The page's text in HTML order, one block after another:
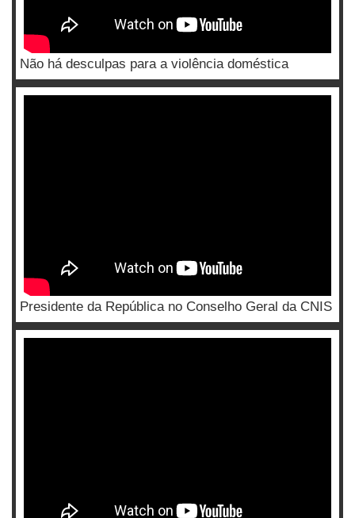
Não há desculpas para a violência doméstica
Presidente da República no Conselho Geral da CNIS